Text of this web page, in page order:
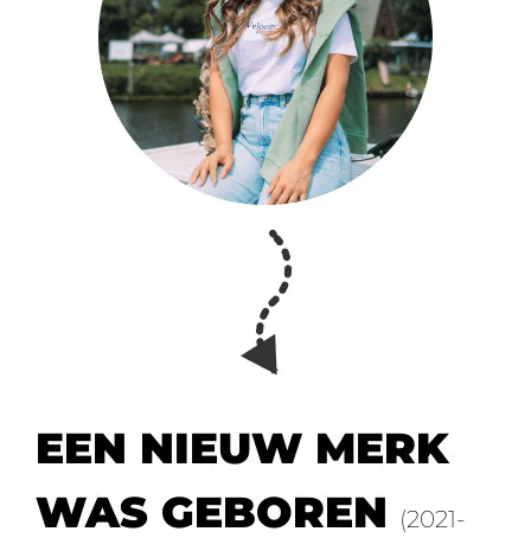
EEN NIEUW MERK
WAS GEBOREN (2021-